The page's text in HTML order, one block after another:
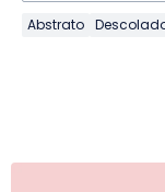
Abstrato